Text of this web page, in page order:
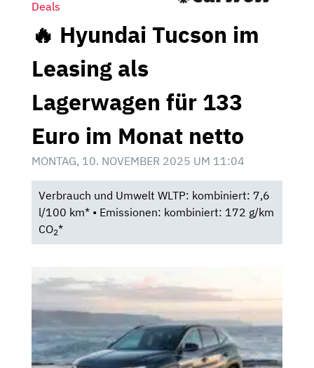
Deals
🔥 Hyundai Tucson im
Leasing als
Lagerwagen für 133
Euro im Monat netto
MONTAG, 10. NOVEMBER 2025 UM 11:04
Verbrauch und Umwelt WLTP: kombiniert: 7,6
l/100 km* • Emissionen: kombiniert: 172 g/km
CO2*